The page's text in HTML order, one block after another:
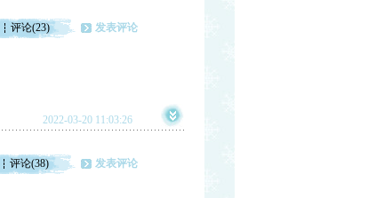
评论(23) 发表评论
2022-03-20 11:03:26
评论(38) 发表评论